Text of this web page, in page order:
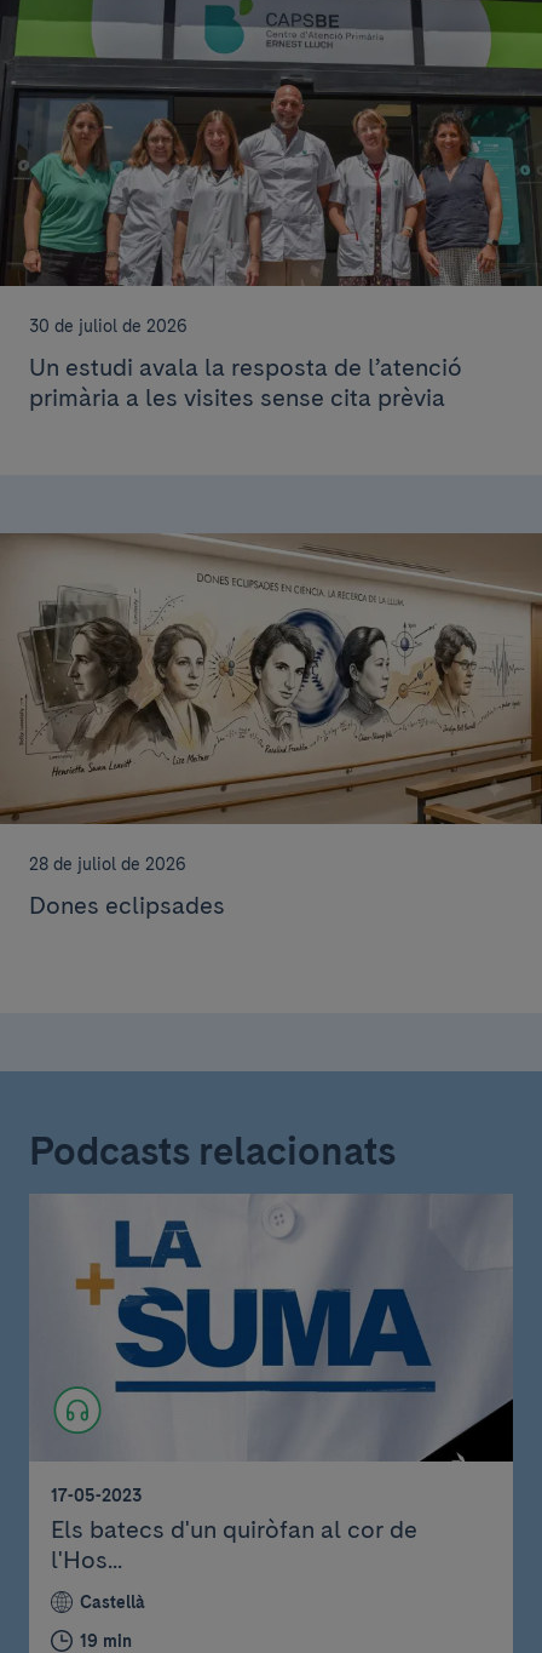
30 de juliol de 2026
Un estudi avala la resposta de l’atenció
primària a les visites sense cita prèvia
28 de juliol de 2026
Dones eclipsades
Podcasts relacionats
17-05-2023
Els batecs d'un quiròfan al cor de
l'Hos...
Castellà
19 min